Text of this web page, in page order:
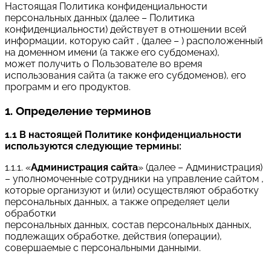
Настоящая Политика конфиденциальности
персональных данных (далее – Политика
конфиденциальности) действует в отношении всей
информации, которую сайт , (далее – ) расположенный
на доменном имени (а также его субдоменах),
может получить о Пользователе во время
использования сайта (а также его субдоменов), его
программ и его продуктов.
1. Определение терминов
1.1 В настоящей Политике конфиденциальности
используются следующие термины:
1.1.1. «Администрация сайта» (далее – Администрация)
– уполномоченные сотрудники на управление сайтом ,
которые организуют и (или) осуществляют обработку
персональных данных, а также определяет цели
обработки
персональных данных, состав персональных данных,
подлежащих обработке, действия (операции),
совершаемые с персональными данными.